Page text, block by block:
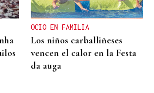
OCIO EN FAMILIA
Los niños carballiñeses
vencen el calor en la Festa
da auga